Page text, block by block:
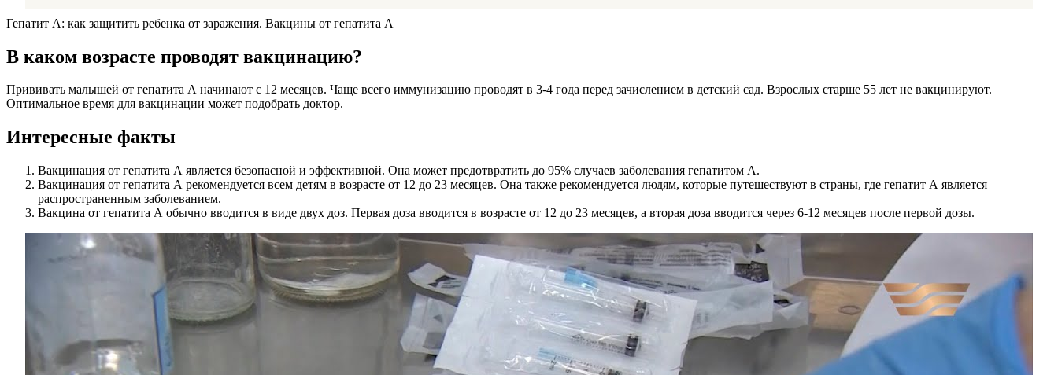
Гепатит А: как защитить ребенка от заражения. Вакцины от гепатита А
В каком возрасте проводят вакцинацию?
Прививать малышей от гепатита А начинают с 12 месяцев. Чаще всего иммунизацию проводят в 3-4 года перед зачислением в детский сад. Взрослых старше 55 лет не вакцинируют.
Оптимальное время для вакцинации может подобрать доктор.
Интересные факты
Вакцинация от гепатита А является безопасной и эффективной. Она может предотвратить до 95% случаев заболевания гепатитом А.
Вакцинация от гепатита А рекомендуется всем детям в возрасте от 12 до 23 месяцев. Она также рекомендуется людям, которые путешествуют в страны, где гепатит А является
распространенным заболеванием.
Вакцина от гепатита А обычно вводится в виде двух доз. Первая доза вводится в возрасте от 12 до 23 месяцев, а вторая доза вводится через 6-12 месяцев после первой дозы.